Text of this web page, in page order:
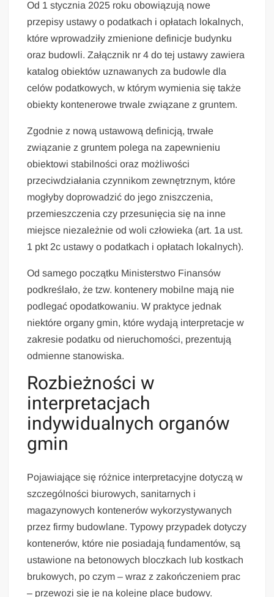
Od 1 stycznia 2025 roku obowiązują nowe
przepisy ustawy o podatkach i opłatach lokalnych,
które wprowadziły zmienione definicje budynku
oraz budowli. Załącznik nr 4 do tej ustawy zawiera
katalog obiektów uznawanych za budowle dla
celów podatkowych, w którym wymienia się także
obiekty kontenerowe trwale związane z gruntem.
Zgodnie z nową ustawową definicją, trwałe
związanie z gruntem polega na zapewnieniu
obiektowi stabilności oraz możliwości
przeciwdziałania czynnikom zewnętrznym, które
mogłyby doprowadzić do jego zniszczenia,
przemieszczenia czy przesunięcia się na inne
miejsce niezależnie od woli człowieka (art. 1a ust.
1 pkt 2c ustawy o podatkach i opłatach lokalnych).
Od samego początku Ministerstwo Finansów
podkreślało, że tzw. kontenery mobilne mają nie
podlegać opodatkowaniu. W praktyce jednak
niektóre organy gmin, które wydają interpretacje w
zakresie podatku od nieruchomości, prezentują
odmienne stanowiska.
Rozbieżności w
interpretacjach
indywidualnych organów
gmin
Pojawiające się różnice interpretacyjne dotyczą w
szczególności biurowych, sanitarnych i
magazynowych kontenerów wykorzystywanych
przez firmy budowlane. Typowy przypadek dotyczy
kontenerów, które nie posiadają fundamentów, są
ustawione na betonowych bloczkach lub kostkach
brukowych, po czym – wraz z zakończeniem prac
– przewozi się je na kolejne place budowy.